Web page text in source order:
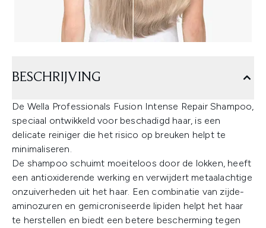
BESCHRIJVING
De Wella Professionals Fusion Intense Repair Shampoo,
speciaal ontwikkeld voor beschadigd haar, is een
delicate reiniger die het risico op breuken helpt te
minimaliseren.
De shampoo schuimt moeiteloos door de lokken, heeft
een antioxiderende werking en verwijdert metaalachtige
onzuiverheden uit het haar. Een combinatie van zijde-
aminozuren en gemicroniseerde lipiden helpt het haar
te herstellen en biedt een betere bescherming tegen